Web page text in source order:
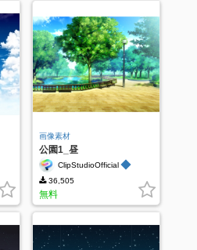
画像素材
公園1_昼
ClipStudioOfficial ◆
36,505
無料